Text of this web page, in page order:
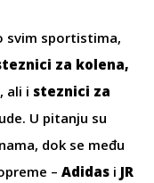
svim sportistima,
za kolena,
, ali i steznici za
U pitanju su
dok se među
– Adidas i JR